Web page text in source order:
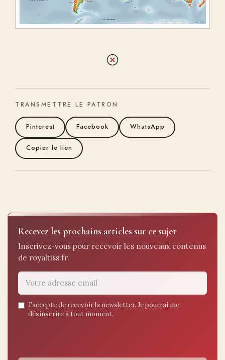
TRANSMETTRE LE PATRON
Pinterest Facebook WhatsApp
Copier le lien
Recevez les prochains articles sur ce sujet
Inscrivez-vous pour recevoir les nouveaux contenus
de royaltiss.fr.
Email
address
J’accepte de recevoir la newsletter. Je pourrai me
désinscrire à tout moment.